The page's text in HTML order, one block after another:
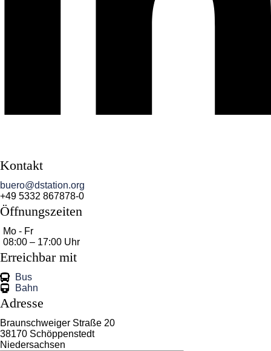
Kontakt
buero@dstation.org
+49 5332 867878-0
Öffnungszeiten
Mo - Fr
08:00 – 17:00 Uhr
Erreichbar mit
Bus
Bahn
Adresse
Braunschweiger Straße 20
38170 Schöppenstedt
Niedersachsen